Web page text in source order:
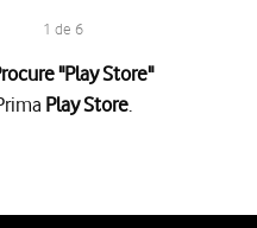
1 de 6
"Play Store"
Play Store